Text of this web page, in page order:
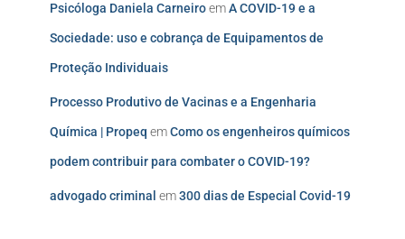
Psicóloga Daniela CarneiroemA COVID-19 e a
Sociedade: uso e cobrança de Equipamentos de
Proteção Individuais
Processo Produtivo de Vacinas e a Engenharia
Química | Propeq emComo os engenheiros químicos
podem contribuir para combater o COVID-19?
advogado criminal em300 dias de Especial Covid-19